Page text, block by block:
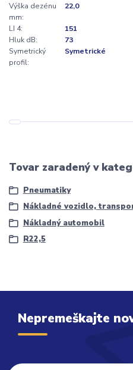
Výška dezénu
mm:
22,0
LI 4:
151
Hluk dB:
73
Symetrický
profil:
Symetrické
Tovar zaradený v
Pneumatiky
Nákladné vozidlo,
Nákladný automobil
R22,5
Nepremeškajte